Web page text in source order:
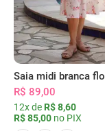
R$ 89,00
12x de R$ 8,60
R$ 85,00 no PIX